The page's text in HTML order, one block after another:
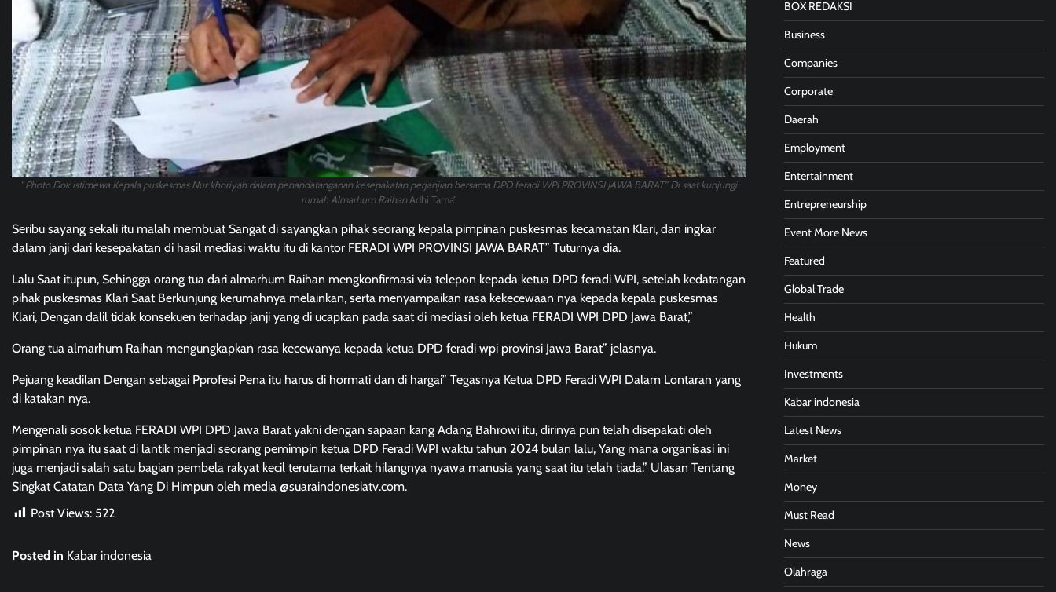
“Photo Dok.istimewa Kepala puskesmas Nur khoriyah dalam penandatanganan kesepakatan perjanjian bersama DPD feradi WPI PROVINSI JAWA BARAT” Di saat kunjungi
rumah Almarhum RaihanAdhi Tama”
Seribu sayang sekali itu malah membuat Sangat di sayangkan pihak seorang kepala pimpinan puskesmas kecamatan Klari, dan ingkar
dalam janji dari kesepakatan di hasil mediasi waktu itu di kantor FERADI WPI PROVINSI JAWA BARAT” Tuturnya dia.
Lalu Saat itupun, Sehingga orang tua dari almarhum Raihan mengkonfirmasi via telepon kepada ketua DPD feradi WPI, setelah kedatangan
pihak puskesmas Klari Saat Berkunjung kerumahnya melainkan, serta menyampaikan rasa kekecewaan nya kepada kepala puskesmas
Klari, Dengan dalil tidak konsekuen terhadap janji yang di ucapkan pada saat di mediasi oleh ketua FERADI WPI DPD Jawa Barat,”
Orang tua almarhum Raihan mengungkapkan rasa kecewanya kepada ketua DPD feradi wpi provinsi Jawa Barat” jelasnya.
Pejuang keadilan Dengan sebagai Pprofesi Pena itu harus di hormati dan di hargai” Tegasnya Ketua DPD Feradi WPI Dalam Lontaran yang
di katakan nya.
Mengenali sosok ketua FERADI WPI DPD Jawa Barat yakni dengan sapaan kang Adang Bahrowi itu, dirinya pun telah disepakati oleh
pimpinan nya itu saat di lantik menjadi seorang pemimpin ketua DPD Feradi WPI waktu tahun 2024 bulan lalu, Yang mana organisasi ini
juga menjadi salah satu bagian pembela rakyat kecil terutama terkait hilangnya nyawa manusia yang saat itu telah tiada.” Ulasan Tentang
Singkat Catatan Data Yang Di Himpun oleh media @suaraindonesiatv.com.
Post Views: 522
Posted in Kabar indonesia
BOX REDAKSI
Business
Companies
Corporate
Daerah
Employment
Entertainment
Entrepreneurship
Event More News
Featured
Global Trade
Health
Hukum
Investments
Kabar indonesia
Latest News
Market
Money
Must Read
News
Olahraga